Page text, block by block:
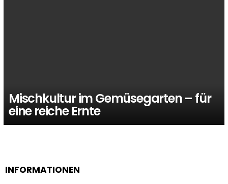
Mischkultur im Gemüsegarten – für
eine reiche Ernte
INFORMATIONEN